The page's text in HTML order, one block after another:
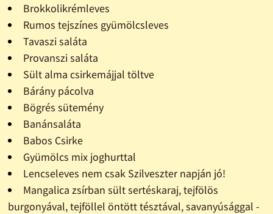
Brokkolikrémleves
Rumos tejszínes gyümölcsleves
Tavaszi saláta
Provanszi saláta
Sült alma csirkemájjal töltve
Bárány pácolva
Bögrés sütemény
Banánsaláta
Babos Csirke
Gyümölcs mix joghurttal
Lencseleves nem csak Szilveszter napján jó!
Mangalica zsírban sült sertéskaraj, tejfölös
burgonyával, tejföllel öntött tésztával, savanyúsággal -